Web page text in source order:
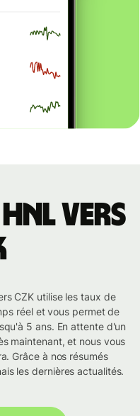
vers
CZK utilise les taux de
réel et vous permet de
5 ans. En attente d'un
maintenant, et nous vous
Grâce à nos résumés
les dernières actualités.